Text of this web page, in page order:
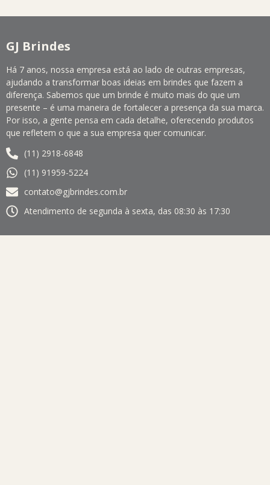
GJ Brindes
Há 7 anos, nossa empresa está ao lado de outras empresas,
ajudando a transformar boas ideias em brindes que fazem a
diferença. Sabemos que um brinde é muito mais do que um
presente – é uma maneira de fortalecer a presença da sua marca.
Por isso, a gente pensa em cada detalhe, oferecendo produtos
que refletem o que a sua empresa quer comunicar.
(11) 2918-6848
(11) 91959-5224
contato@gjbrindes.com.br
Atendimento de segunda à sexta, das 08:30 às 17:30